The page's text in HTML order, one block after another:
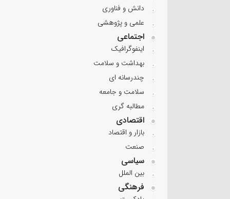
دانش و فناوری
علمی و پژوهشی
اجتماعی
اینفوگرافیک
بهداشت و سلامت
چندرسانه ای
سلامت و جامعه
مطالبه گری
اقتصادی
بازار و اقتصاد
صنعت
سیاسی
بین الملل
فرهنگی